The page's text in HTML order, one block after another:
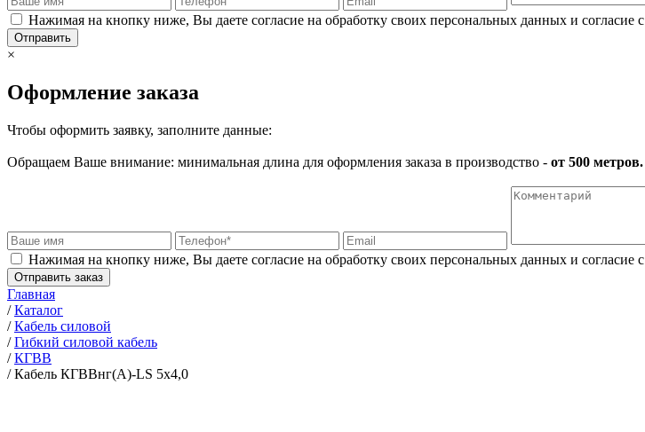
Нажимая на кнопку ниже, Вы даете согласие на обработку своих персональных данных и согласие с
Отправить
×
Оформление заказа
Чтобы оформить заявку, заполните данные:
Обращаем Ваше внимание: минимальная длина для оформления заказа в производство - от 500 метров.
Нажимая на кнопку ниже, Вы даете согласие на обработку своих персональных данных и согласие с
Отправить заказ
Главная
/Каталог
/Кабель силовой
/Гибкий силовой кабель
/КГВВ
/Кабель КГВВнг(А)-LS 5х4,0